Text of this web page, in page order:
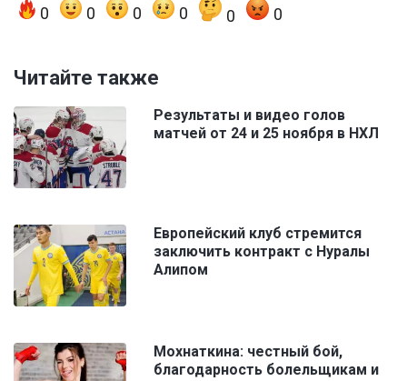
0 0 0 0 0 0
Читайте также
Результаты и видео голов
матчей от 24 и 25 ноября в НХЛ
Европейский клуб стремится
заключить контракт с Нуралы
Алипом
Мохнаткина: честный бой,
благодарность болельщикам и